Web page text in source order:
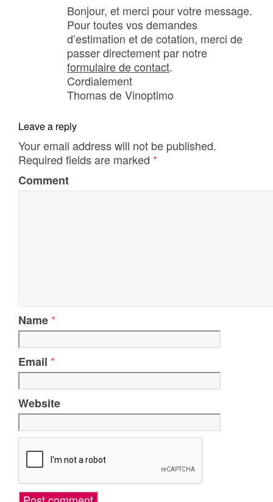
Bonjour, et merci pour votre message.
Pour toutes vos demandes
d’estimation et de cotation, merci de
passer directement par notre
formulaire de contact.
Cordialement
Thomas de Vinoptimo
Leave a reply
Your email address will not be published.
Required fields are marked *
Comment
Name *
Email *
Website